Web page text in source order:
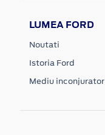
LUMEA FORD
Noutati
Istoria Ford
Mediu inconjurator